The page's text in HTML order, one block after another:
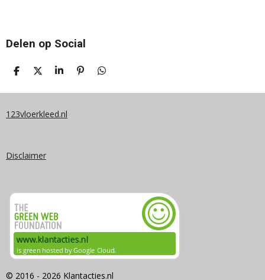
Delen op Social
D
L
N
D
E
S
A
E
P
N
D
L
123vloerkleed.nl
Disclaimer
© 2016 - 2026 Klantacties.nl